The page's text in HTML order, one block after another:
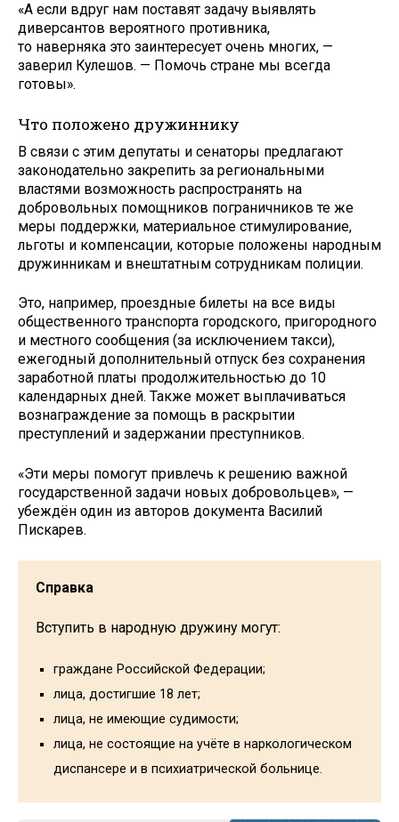
«А если вдруг нам поставят задачу выявлять
диверсантов вероятного противника,
то наверняка это заинтересует очень многих, —
заверил Кулешов. — Помочь стране мы всегда
готовы».
Что положено дружиннику
В связи с этим депутаты и сенаторы предлагают
законодательно закрепить за региональными
властями возможность распространять на
добровольных помощников пограничников те же
меры поддержки, материальное стимулирование,
льготы и компенсации, которые положены народным
дружинникам и внештатным сотрудникам полиции.
Это, например, проездные билеты на все виды
общественного транспорта городского, пригородного
и местного сообщения (за исключением такси),
ежегодный дополнительный отпуск без сохранения
заработной платы продолжительностью до 10
календарных дней. Также может выплачиваться
вознаграждение за помощь в раскрытии
преступлений и задержании преступников.
«Эти меры помогут привлечь к решению важной
государственной задачи новых добровольцев», —
убеждён один из авторов документа Василий
Пискарев.
Справка
Вступить в народную дружину могут:
граждане Российской Федерации;
лица, достигшие 18 лет;
лица, не имеющие судимости;
лица, не состоящие на учёте в наркологическом
диспансере и в психиатрической больнице.